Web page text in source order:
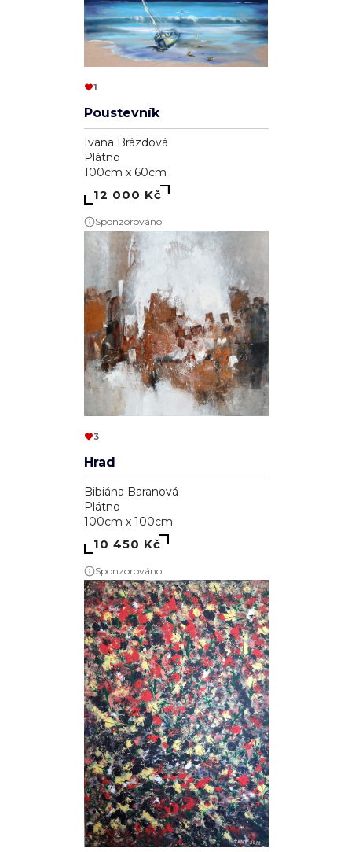
1
Poustevník
Ivana Brázdová
Plátno
100cm x 60cm
12 000 Kč
Sponzorováno
3
Hrad
Bibiána Baranová
Plátno
100cm x 100cm
10 450 Kč
Sponzorováno